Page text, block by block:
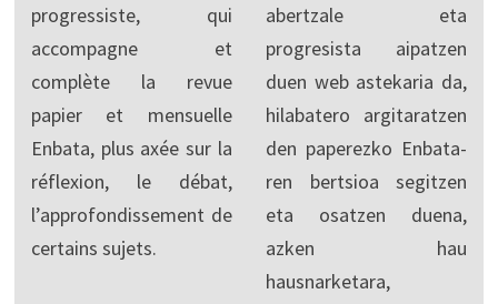
progressiste, qui
accompagne et
complète la revue
papier et mensuelle
Enbata, plus axée sur la
réflexion, le débat,
l’approfondissement de
certains sujets.
abertzale eta
progresista aipatzen
duen web astekaria da,
hilabatero argitaratzen
den paperezko Enbata-
ren bertsioa segitzen
eta osatzen duena,
azken hau
hausnarketara,